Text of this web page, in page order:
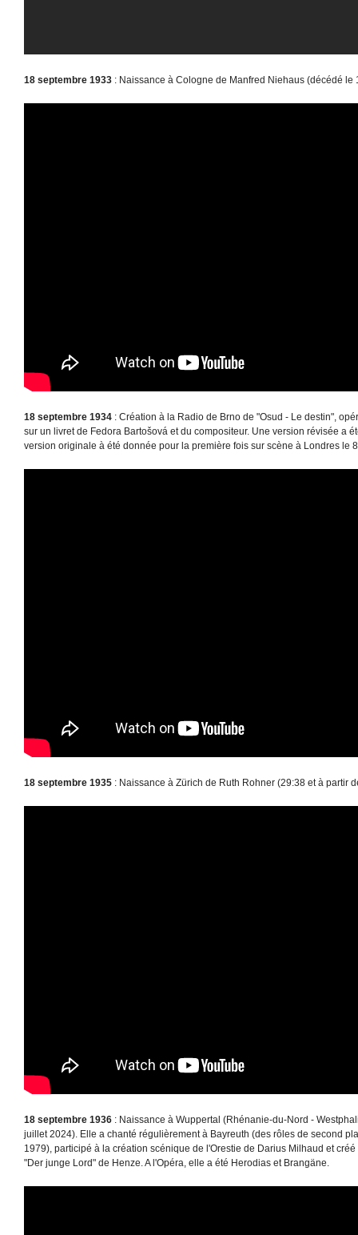
18 septembre 1933 : Naissance à Cologne de Manfred Niehaus (décédé le
18 septembre 1934 : Création à la Radio de Brno de "Osud - Le destin",
sur un livret de Fedora Bartošová et du compositeur. Une version révisée a
version originale à été donnée pour la première fois sur scène à Londres le
18 septembre 1935 : Naissance à Zürich de Ruth Rohner (29:38 et à partir
18 septembre 1936 : Naissance à Wuppertal (Rhénanie-du-Nord -
juillet 2024). Elle a chanté régulièrement à Bayreuth (des rôles de second
1979), participé à la création scénique de l'Orestie de Darius Milhaud et
"Der junge Lord" de Henze. A l'Opéra, elle a été Herodias et Brangäne.